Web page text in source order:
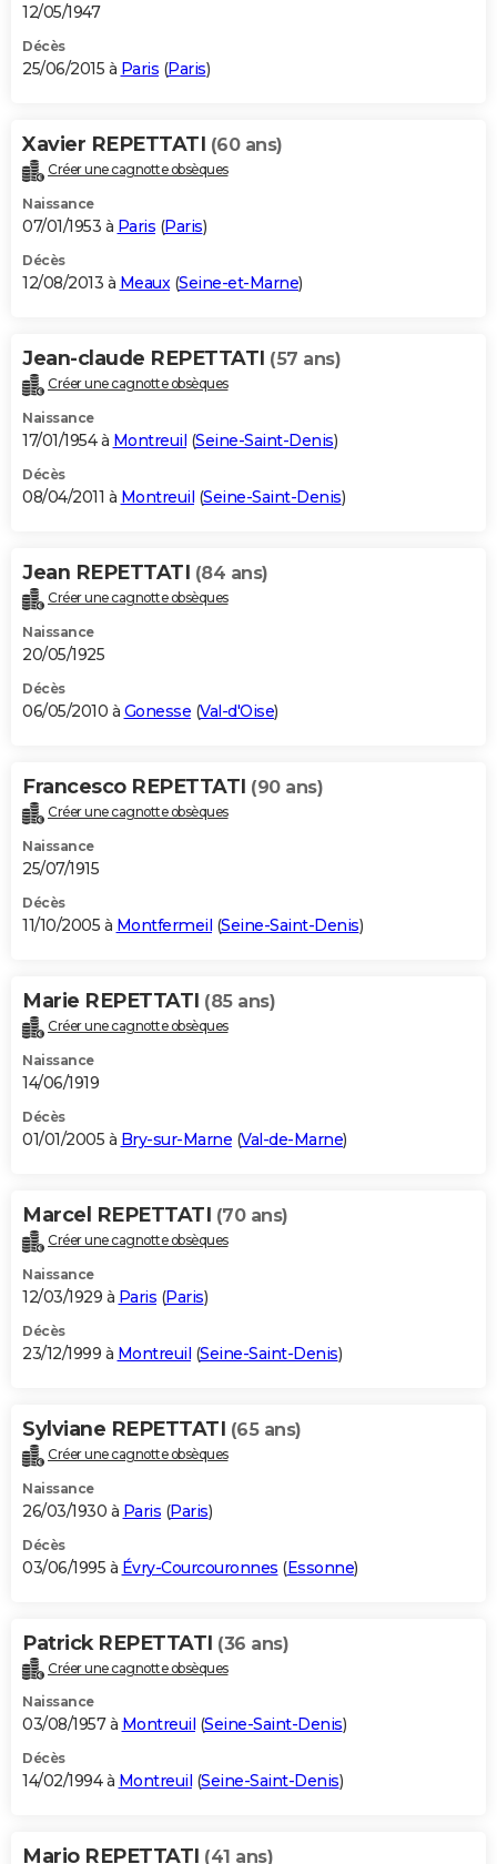
12/05/1947
Décès
25/06/2015 à Paris (Paris)
Xavier REPETTATI (60 ans)
Créer une cagnotte obsèques
Naissance
07/01/1953 à Paris (Paris)
Décès
12/08/2013 à Meaux(Seine-et-Marne)
Jean-claude REPETTATI (57 ans)
Créer une cagnotte obsèques
Naissance
17/01/1954 à Montreuil (Seine-Saint-Denis)
Décès
08/04/2011 à Montreuil (Seine-Saint-Denis)
Jean REPETTATI (84 ans)
Créer une cagnotte obsèques
Naissance
20/05/1925
Décès
06/05/2010 à Gonesse (Val-d'Oise)
Francesco REPETTATI (90 ans)
Créer une cagnotte obsèques
Naissance
25/07/1915
Décès
11/10/2005 à Montfermeil (Seine-Saint-Denis)
Marie REPETTATI (85 ans)
Créer une cagnotte obsèques
Naissance
14/06/1919
Décès
01/01/2005 à Bry-sur-Marne (Val-de-Marne)
Marcel REPETTATI (70 ans)
Créer une cagnotte obsèques
Naissance
12/03/1929 à Paris (Paris)
Décès
23/12/1999 à Montreuil (Seine-Saint-Denis)
Sylviane REPETTATI (65 ans)
Créer une cagnotte obsèques
Naissance
26/03/1930 à Paris (Paris)
Décès
03/06/1995 à Évry-Courcouronnes (Essonne)
Patrick REPETTATI (36 ans)
Créer une cagnotte obsèques
Naissance
03/08/1957 à Montreuil (Seine-Saint-Denis)
Décès
14/02/1994 à Montreuil (Seine-Saint-Denis)
Mario REPETTATI (41 ans)